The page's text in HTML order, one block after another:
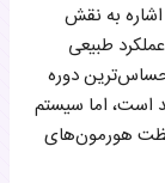
به نقش
طبیعی
حساس‌ترین دوره
است، اما سیستم
به غلظت هورمون‌های